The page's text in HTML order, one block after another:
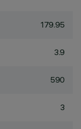
179.95
3.9
590
3